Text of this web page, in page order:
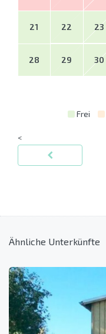
21 22 23
28 29 30
Frei
<
Ähnliche Unterkünfte